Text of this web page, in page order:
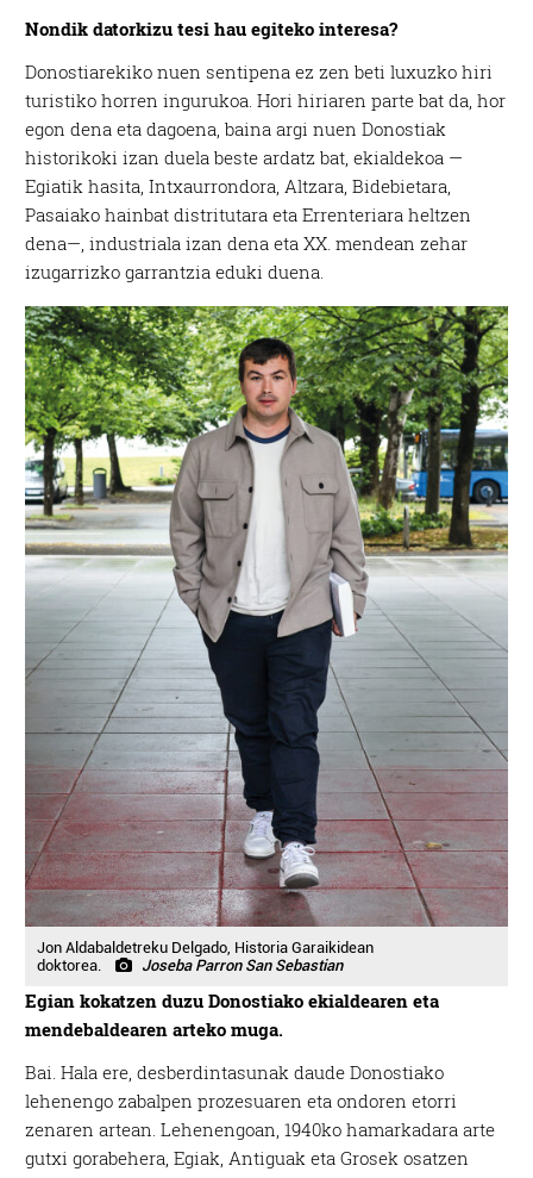
Nondik datorkizu tesi hau egiteko interesa?
Donostiarekiko nuen sentipena ez zen beti luxuzko hiri
turistiko horren ingurukoa. Hori hiriaren parte bat da, hor
egon dena eta dagoena, baina argi nuen Donostiak
historikoki izan duela beste ardatz bat, ekialdekoa —
Egiatik hasita, Intxaurrondora, Altzara, Bidebietara,
Pasaiako hainbat distritutara eta Errenteriara heltzen
dena—, industriala izan dena eta XX. mendean zehar
izugarrizko garrantzia eduki duena.
Jon Aldabaldetreku Delgado, Historia Garaikidean
doktorea.
Joseba Parron San Sebastian
Egian kokatzen duzu Donostiako ekialdearen eta
mendebaldearen arteko muga.
Bai. Hala ere, desberdintasunak daude Donostiako
lehenengo zabalpen prozesuaren eta ondoren etorri
zenaren artean. Lehenengoan, 1940ko hamarkadara arte
gutxi gorabehera, Egiak, Antiguak eta Grosek osatzen